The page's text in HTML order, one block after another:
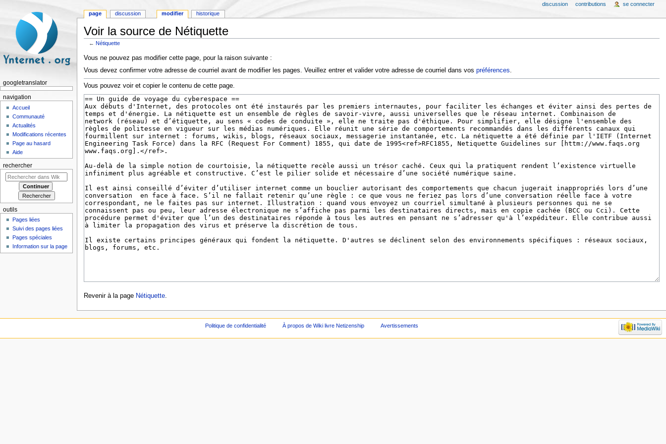
Voir la source de Nétiquette
←Nétiquette
Vous ne pouvez pas modifier cette page, pour la raison suivante :
Vous devez confirmer votre adresse de courriel avant de modifier les pages. Veuillez entrer et valider votre adresse de courriel dans vos préférences.
Vous pouvez voir et copier le contenu de cette page.
Revenir à la page Nétiquette.
page discussion modifier historique
discussion contributions se connecter
googletranslator
navigation
Accueil
Communauté
Actualités
Modifications récentes
Page au hasard
Aide
rechercher
outils
Pages liées
Suivi des pages liées
Pages spéciales
Information sur la page
Politique de confidentialité À propos de Wiki livre Netizenship Avertissements